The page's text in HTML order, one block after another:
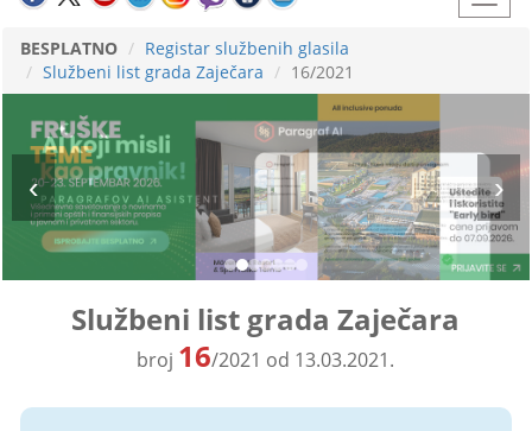
BESPLATNO
Registar službenih glasila
Službeni list grada Zaječara
16/2021
Službeni list grada Zaječara
broj 16/2021 od 13.03.2021.